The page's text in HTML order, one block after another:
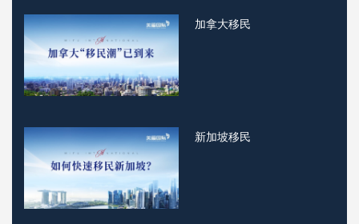
加拿大移民
新加坡移民